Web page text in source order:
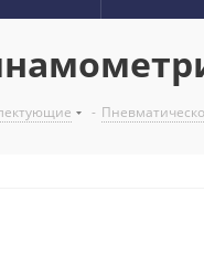
-